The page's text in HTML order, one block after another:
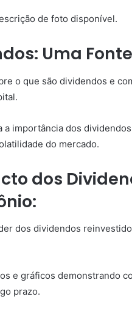
Uma
o que são dividendos e
a importância dos
do mercado.
dos
dos dividendos
e gráficos demonstrando
prazo.